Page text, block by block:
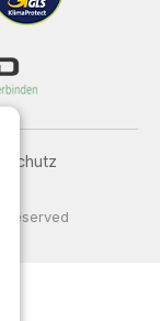
Reserved